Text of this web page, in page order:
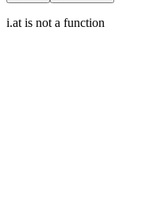
i.at is not a function